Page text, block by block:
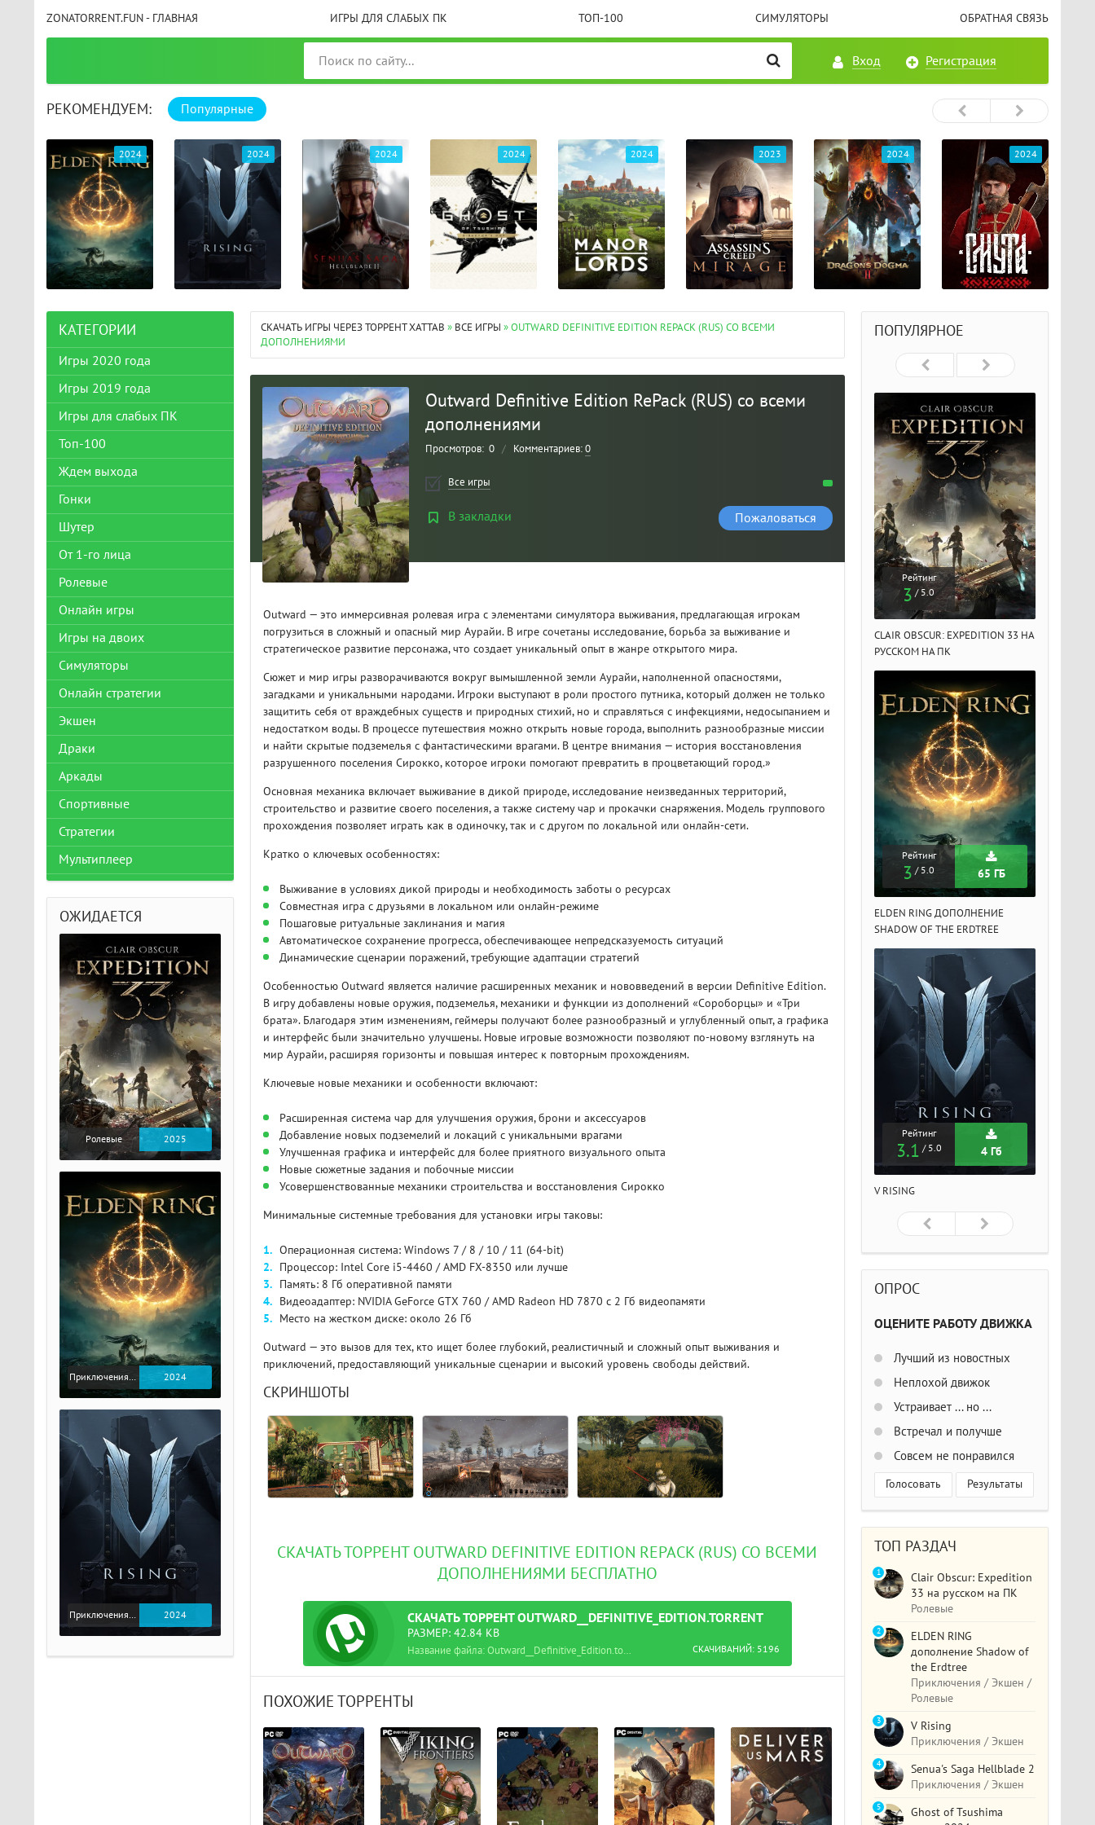
ZONATORRENT.FUN - ГЛАВНАЯ ИГРЫ ДЛЯ СЛАБЫХ ПК ТОП-100 СИМУЛЯТОРЫ ОБРАТНАЯ СВЯЗЬ
Вход Регистрация
РЕКОМЕНДУЕМ: Популярные
2024 2024 2024 2024 2024 2023 2024 2024
СКАЧАТЬ ИГРЫ ЧЕРЕЗ ТОРРЕНТ XATTAB » ВСЕ ИГРЫ » OUTWARD DEFINITIVE EDITION REPACK (RUS) СО ВСЕМИ
ДОПОЛНЕНИЯМИ
Outward Definitive Edition RePack (RUS) со всеми
дополнениями
Просмотров: 0 / Комментариев:0
Все игры
В закладки Пожаловаться
Outward — это иммерсивная ролевая игра с элементами симулятора выживания, предлагающая игрокам
погрузиться в сложный и опасный мир Аурайи. В игре сочетаны исследование, борьба за выживание и
стратегическое развитие персонажа, что создает уникальный опыт в жанре открытого мира.
Сюжет и мир игры разворачиваются вокруг вымышленной земли Аурайи, наполненной опасностями,
загадками и уникальными народами. Игроки выступают в роли простого путника, который должен не только
защитить себя от враждебных существ и природных стихий, но и справляться с инфекциями, недосыпанием и
недостатком воды. В процессе путешествия можно открыть новые города, выполнить разнообразные миссии
и найти скрытые подземелья с фантастическими врагами. В центре внимания — история восстановления
разрушенного поселения Сирокко, которое игроки помогают превратить в процветающий город.»
Основная механика включает выживание в дикой природе, исследование неизведанных территорий,
строительство и развитие своего поселения, а также систему чар и прокачки снаряжения. Модель группового
прохождения позволяет играть как в одиночку, так и с другом по локальной или онлайн-сети.
Кратко о ключевых особенностях:
Выживание в условиях дикой природы и необходимость заботы о ресурсах
Совместная игра с друзьями в локальном или онлайн-режиме
Пошаговые ритуальные заклинания и магия
Автоматическое сохранение прогресса, обеспечивающее непредсказуемость ситуаций
Динамические сценарии поражений, требующие адаптации стратегий
Особенностью Outward является наличие расширенных механик и нововведений в версии Definitive Edition.
В игру добавлены новые оружия, подземелья, механики и функции из дополнений «Сороборцы» и «Три
брата». Благодаря этим изменениям, геймеры получают более разнообразный и углубленный опыт, а графика
и интерфейс были значительно улучшены. Новые игровые возможности позволяют по-новому взглянуть на
мир Аурайи, расширяя горизонты и повышая интерес к повторным прохождениям.
Ключевые новые механики и особенности включают:
Расширенная система чар для улучшения оружия, брони и аксессуаров
Добавление новых подземелий и локаций с уникальными врагами
Улучшенная графика и интерфейс для более приятного визуального опыта
Новые сюжетные задания и побочные миссии
Усовершенствованные механики строительства и восстановления Сирокко
Минимальные системные требования для установки игры таковы:
Операционная система: Windows 7 / 8 / 10 / 11 (64-bit)
Процессор: Intel Core i5-4460 / AMD FX-8350 или лучше
Память: 8 Гб оперативной памяти
Видеоадаптер: NVIDIA GeForce GTX 760 / AMD Radeon HD 7870 с 2 Гб видеопамяти
Место на жестком диске: около 26 Гб
Outward — это вызов для тех, кто ищет более глубокий, реалистичный и сложный опыт выживания и
приключений, предоставляющий уникальные сценарии и высокий уровень свободы действий.
СКРИНШОТЫ
СКАЧАТЬ ТОРРЕНТ OUTWARD DEFINITIVE EDITION REPACK (RUS) СО ВСЕМИ
ДОПОЛНЕНИЯМИ БЕСПЛАТНО
СКАЧАТЬТОРРЕНТOUTWARD__DEFINITIVE_EDITION.TORRENT
РАЗМЕР: 42.84 KB
СКАЧИВАНИЙ: 5196
Название файла: Outward__Definitive_Edition.torrent
ПОХОЖИЕ ТОРРЕНТЫ
КАТЕГОРИИ
Игры 2020 года
Игры 2019 года
Игры для слабых ПК
Топ-100
Ждем выхода
Гонки
Шутер
От 1-го лица
Ролевые
Онлайн игры
Игры на двоих
Симуляторы
Онлайн стратегии
Экшен
Драки
Аркады
Спортивные
Стратегии
Мультиплеер
ОЖИДАЕТСЯ
Ролевые 2025
Приключения / Экшен / Ролевые 2024
Приключения / Экшен 2024
ПОПУЛЯРНОЕ
CLAIR OBSCUR: EXPEDITION 33 НА
РУССКОМ НА ПК
ELDEN RING ДОПОЛНЕНИЕ
Рейтинг
3.1/ 5.0 4 Гб
V RISING
CLAIR OBSCUR: EXPEDITION 33 НА
РУССКОМ НА ПК
Рейтинг
3 / 5.0
CLAIR OBSCUR: EXPEDITION 33 НА
РУССКОМ НА ПК
Рейтинг
3 / 5.0 65 ГБ
ELDEN RING ДОПОЛНЕНИЕ
SHADOW OF THE ERDTREE
Рейтинг
3.1 / 5.0 4 Гб
V RISING
ОПРОС
ОЦЕНИТЕ РАБОТУ ДВИЖКА
Лучший из новостных
Неплохой движок
Устраивает ... но ...
Встречал и получше
Совсем не понравился
Голосовать Результаты
ТОП РАЗДАЧ
Clair Obscur: Expedition
33 на русском на ПК
Ролевые
1
ELDEN RING
дополнение Shadow of
the Erdtree
Приключения / Экшен /
Ролевые
2
V Rising
Приключения / Экшен
3
Senua's Saga Hellblade 2
Приключения / Экшен
4
Ghost of Tsushima
5